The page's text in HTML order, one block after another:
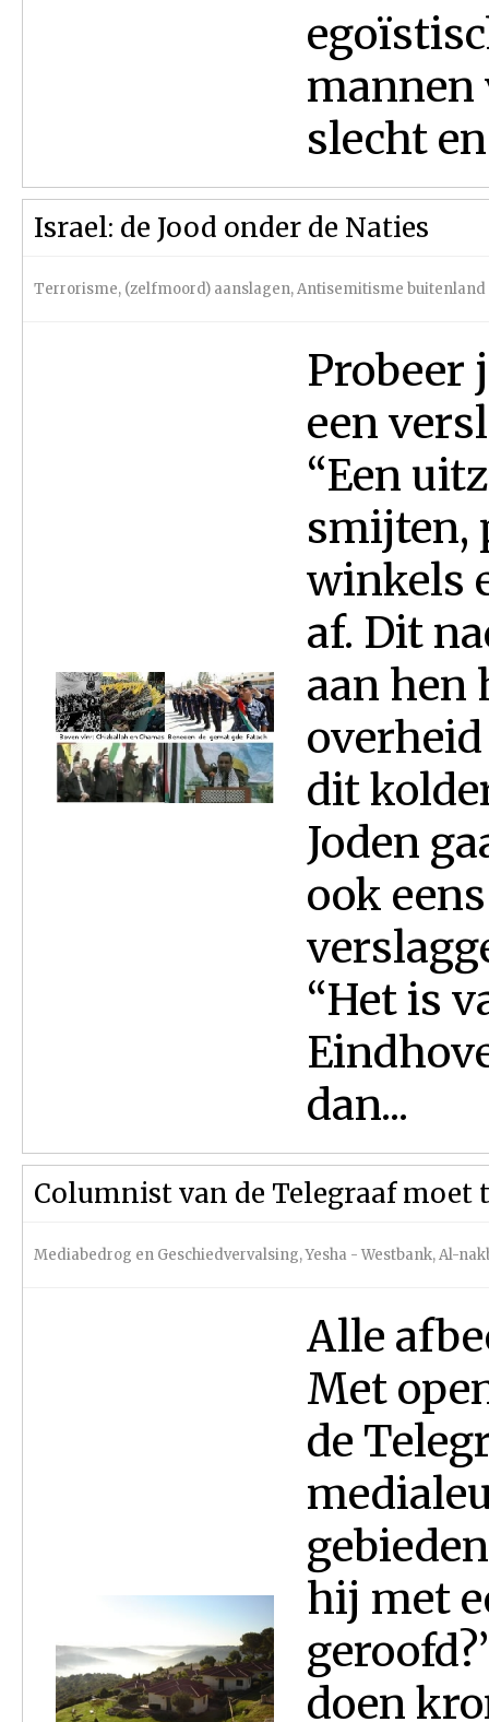
mannen
slecht
Israel: de Jood onder de Naties
Terrorisme, (zelfmoord) aanslagen,Antisemitisme buitenland
Probeer
een
“Een
smijten,
winkels
af. Dit
aan hen
dit
Joden
ook
“Het is
dan...
Columnist van de Telegraaf moet
Mediabedrog en Geschiedvervalsing,Yesha - Westbank,Al-
Alle
Met
de
hij met
doen